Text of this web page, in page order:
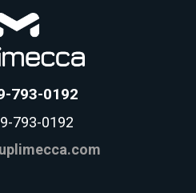
793-0192
793-0192